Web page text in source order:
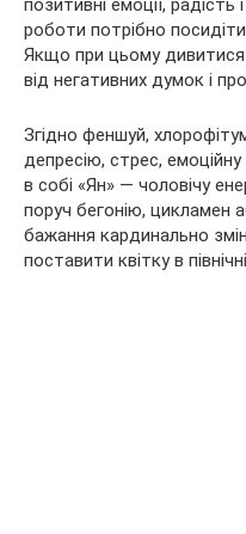
позитивні емоції, радість
роботи потрібно посидіти
Якщо при цьому
від негативних думок і
Згідно феншуй,
депресію, стрес,
в собі «Ян» — чоловічу
поруч бегонію, цикламен
бажання кардинально
поставити квітку в